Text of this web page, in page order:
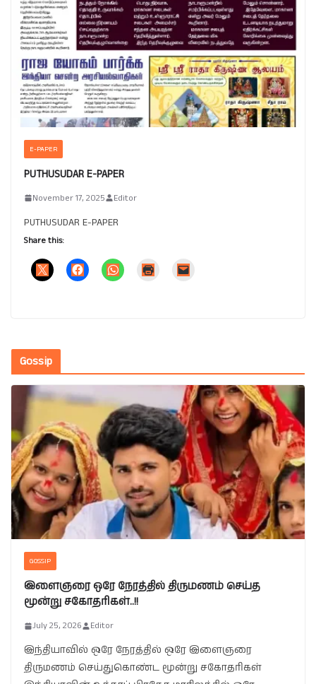
E-PAPER
PUTHUSUDAR E-PAPER
November 17, 2025 Editor
PUTHUSUDAR E-PAPER
Share this:
Gossip
GOSSIP
இளைஞரை ஒரே நேரத்தில் திருமணம் செய்த
மூன்று சகோதரிகள்..!!
July 25, 2026 Editor
இந்தியாவில் ஒரே நேரத்தில் ஒரே இளைஞரை
திருமணம் செய்துகொண்ட மூன்று சகோதரிகள்